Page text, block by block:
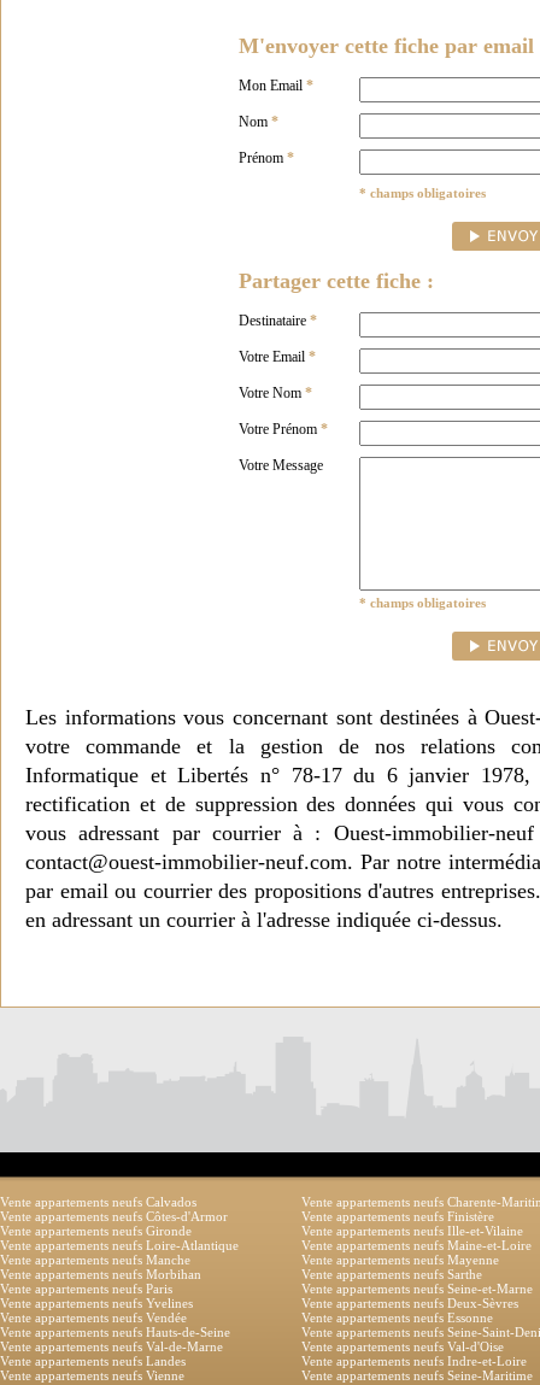
M'envoyer cette fiche par email
Mon Email *
Nom *
Prénom *
* champs obligatoires
Partager cette fiche :
Destinataire *
Votre Email *
Votre Nom *
Votre Prénom *
Votre Message
* champs obligatoires
Les informations vous concernant sont destinées à
votre commande et la gestion de nos relations
Informatique et Libertés n° 78-17 du 6 janvier 1978,
rectification et de suppression des données qui vous
vous adressant par courrier à : Ouest-immobilier-
contact@ouest-immobilier-neuf.com. Par notre
par email ou courrier des propositions d'autres
en adressant un courrier à l'adresse indiquée ci-dessus.
Vente appartements neufs Calvados
Vente appartements neufs Charente-
Vente appartements neufs Côtes-d'Armor
Vente appartements neufs Finistère
Vente appartements neufs Gironde
Vente appartements neufs Ille-et-Vilaine
Vente appartements neufs Loire-Atlantique
Vente appartements neufs Maine-et-Loire
Vente appartements neufs Manche
Vente appartements neufs Mayenne
Vente appartements neufs Morbihan
Vente appartements neufs Sarthe
Vente appartements neufs Paris
Vente appartements neufs Seine-et-Marne
Vente appartements neufs Yvelines
Vente appartements neufs Deux-Sèvres
Vente appartements neufs Vendée
Vente appartements neufs Essonne
Vente appartements neufs Hauts-de-Seine
Vente appartements neufs Seine-Saint-
Vente appartements neufs Val-de-Marne
Vente appartements neufs Val-d'Oise
Vente appartements neufs Landes
Vente appartements neufs Indre-et-Loire
Vente appartements neufs Vienne
Vente appartements neufs Seine-Maritime